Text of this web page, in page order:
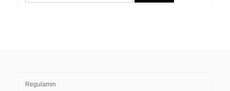
Regulamin